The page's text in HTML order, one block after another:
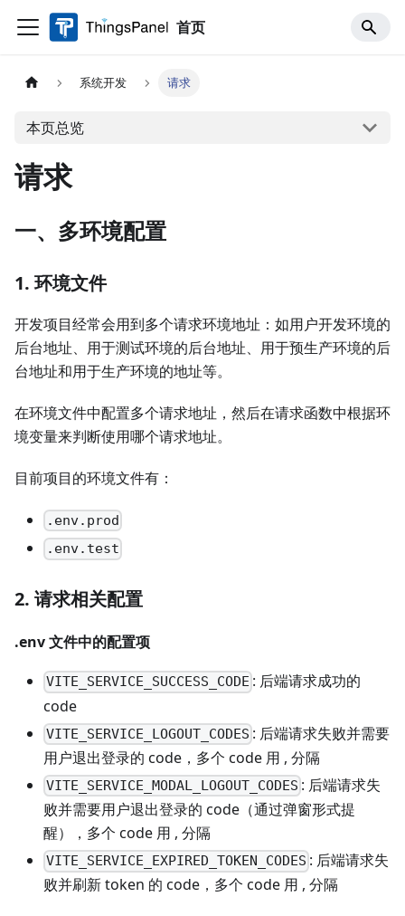
首页
系统开发 请求
本页总览
请求
一、多环境配置
1. 环境文件
开发项目经常会用到多个请求环境地址：如用户开发环境的
后台地址、用于测试环境的后台地址、用于预生产环境的后
台地址和用于生产环境的地址等。
在环境文件中配置多个请求地址，然后在请求函数中根据环
境变量来判断使用哪个请求地址。
目前项目的环境文件有：
.env.prod
.env.test
2. 请求相关配置
.env 文件中的配置项
VITE_SERVICE_SUCCESS_CODE : 后端请求成功的
code
VITE_SERVICE_LOGOUT_CODES : 后端请求失败并需要
用户退出登录的 code，多个 code 用 , 分隔
VITE_SERVICE_MODAL_LOGOUT_CODES : 后端请求失
败并需要用户退出登录的 code（通过弹窗形式提
醒），多个 code 用 , 分隔
VITE_SERVICE_EXPIRED_TOKEN_CODES : 后端请求失
败并刷新 token 的 code，多个 code 用 , 分隔